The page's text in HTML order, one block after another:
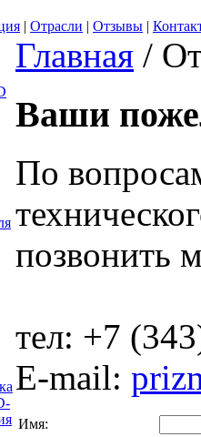
| Отрасли | Отзывы |
Главная /
Ваши
По
позвонить
тел: +7
E-mail:
Имя: